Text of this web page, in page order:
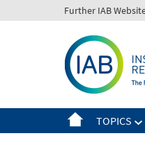
to
Further IAB
TOPICS